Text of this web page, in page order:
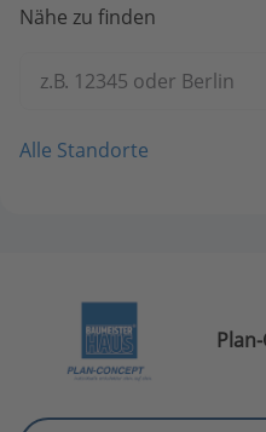
Nähe zu finden
z.B. 12345 oder Berlin
Alle Standorte